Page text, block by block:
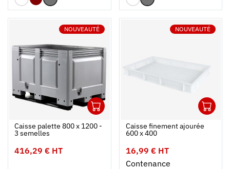
NOUVEAUTÉ
Caisse palette 800 x 1200 -
3 semelles
416,29 € HT
NOUVEAUTÉ
Ouvrir
Caisse finement ajourée
600 x 400
16,99 € HT
Contenance